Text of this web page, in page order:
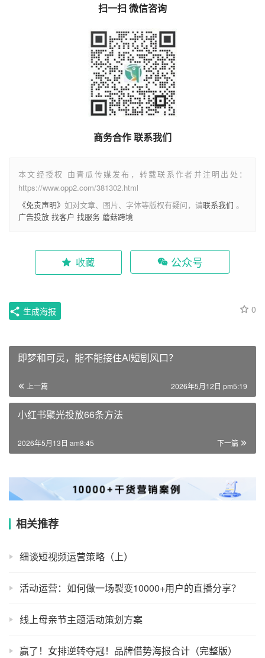
扫一扫 微信咨询
商务合作 联系我们
本文经授权 由青瓜传媒发布，转载联系作者并注明出处：
https://www.opp2.com/381302.html
《免责声明》 如对文章、图片、字体等版权有疑问，请联系我们 。
广告投放 找客户 找服务 蘑菇跨境
收藏 公众号
0
生成海报
即梦和可灵，能不能接住AI短剧风口？
上一篇 2026年5月12日 pm5:19
小红书聚光投放66条方法
下一篇
2026年5月13日 am8:45
相关推荐
细谈短视频运营策略（上）
活动运营：如何做一场裂变10000+用户的直播分享？
线上母亲节主题活动策划方案
赢了！女排逆转夺冠！品牌借势海报合计（完整版）